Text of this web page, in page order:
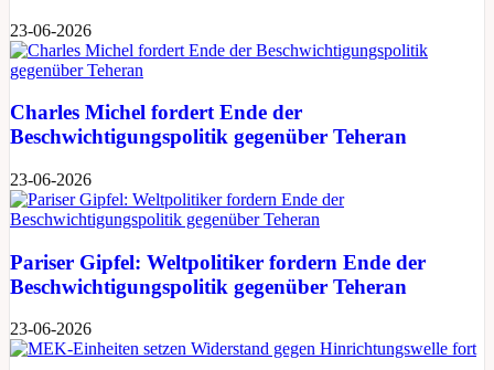
23-06-2026
Charles Michel fordert Ende der
Beschwichtigungspolitik gegenüber Teheran
23-06-2026
Pariser Gipfel: Weltpolitiker fordern Ende der
Beschwichtigungspolitik gegenüber Teheran
23-06-2026